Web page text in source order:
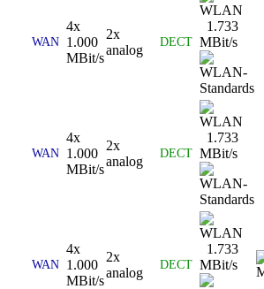
WAN
4x
1.000
MBit/s
2x
analog
DECT
1.733
MBit/s
WAN
4x
1.000
MBit/s
2x
analog
DECT
1.733
MBit/s
WAN
4x
1.000
MBit/s
2x
analog
DECT
1.733
MBit/s